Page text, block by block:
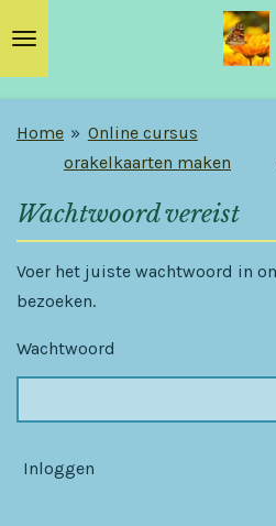
hoofdinhoud
Home » Online cursus
orakelkaarten maken
Wachtwoord vereist
Voer het juiste wachtwoord in
bezoeken.
Wachtwoord
Inloggen